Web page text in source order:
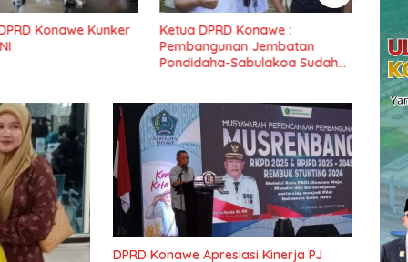
Konawe :
Jembatan
Dewan Konawe Terima Aspirasi
Masyarakat Pondidaha dan
Fordati
DPRD Konawe Apresiasi Kinerja PJ